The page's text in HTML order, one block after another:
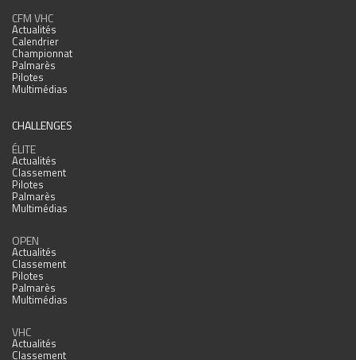
CFM VHC
Actualités
Calendrier
Championnat
Palmarès
Pilotes
Multimédias
CHALLENGES
ÉLITE
Actualités
Classement
Pilotes
Palmarès
Multimédias
OPEN
Actualités
Classement
Pilotes
Palmarès
Multimédias
VHC
Actualités
Classement